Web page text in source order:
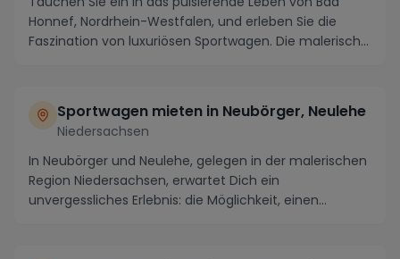
Honnef, Nordrhein-Westfalen, und erleben Sie die
Faszination von luxuriösen Sportwagen. Die malerisch...
Sportwagen mieten in Neubörger, Neulehe
Niedersachsen
In Neubörger und Neulehe, gelegen in der malerischen
Region Niedersachsen, erwartet Dich ein
unvergessliches Erlebnis: die Möglichkeit, einen